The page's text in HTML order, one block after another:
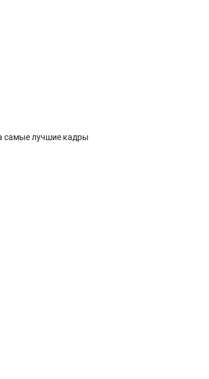
самые лучшие кадры